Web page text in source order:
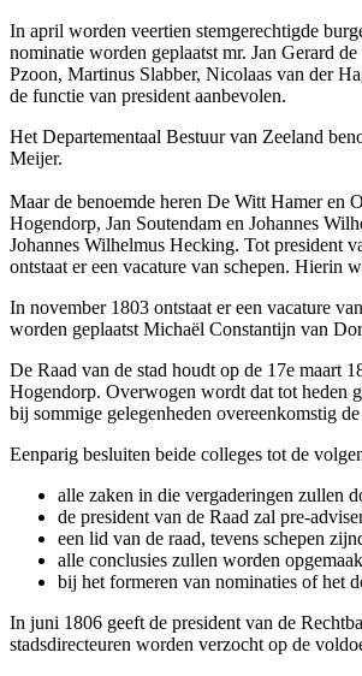
In april worden veertien stemgerechtigde
nominatie worden geplaatst mr. Jan Gerard
Pzoon, Martinus Slabber, Nicolaas van der
de functie van president aanbevolen.
Het Departementaal Bestuur van Zeeland
Meijer.
Maar de benoemde heren De Witt Hamer en
Hogendorp, Jan Soutendam en Johannes
Johannes Wilhelmus Hecking. Tot president
ontstaat er een vacature van schepen. Hierin
In november 1803 ontstaat er een vacature
worden geplaatst Michaël Constantijn van
De Raad van de stad houdt op de 17e maart
Hogendorp. Overwogen wordt dat tot heden
bij sommige gelegenheden overeenkomstig
Eenparig besluiten beide colleges tot de
alle zaken in die vergaderingen zullen
de president van de Raad zal pre-
een lid van de raad, tevens schepen
alle conclusies zullen worden
bij het formeren van nominaties of het
In juni 1806 geeft de president van de
stadsdirecteuren worden verzocht op de